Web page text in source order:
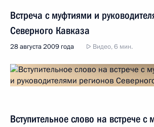
Встреча с муфтиями и
Северного Кавказа
28 августа 2009 года Видео, 6 мин.
Вступительное слово на встрече с